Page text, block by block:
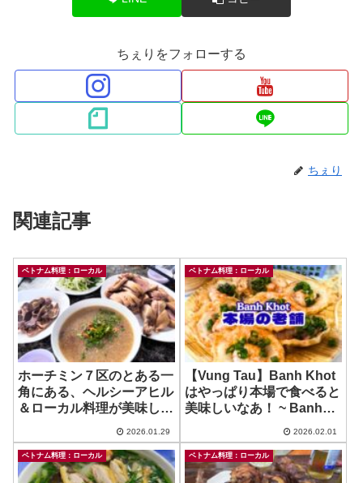
ちぇりをフォローする
ちぇり
関連記事
ベトナム料理：ローカル
ホーチミン７区のとある一
角にある、ヘルシーアヒル
＆ローカル料理が美味しい
2026.01.29
ベトナム料理：ローカル
【Vung Tau】Banh Khot
はやっぱり本場で食べると
美味しいなあ！ ~ Banh
2026.02.01
ベトナム料理：ローカル ベトナム料理：ローカル